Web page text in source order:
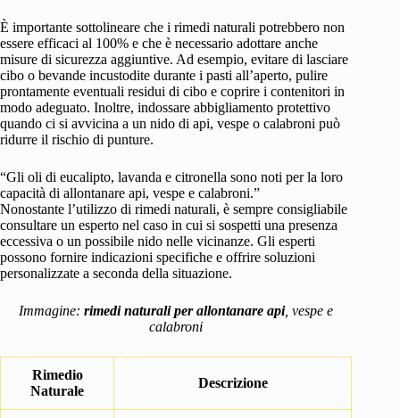
È importante sottolineare che i rimedi naturali potrebbero non
essere efficaci al 100% e che è necessario adottare anche
misure di sicurezza aggiuntive. Ad esempio, evitare di lasciare
cibo o bevande incustodite durante i pasti all’aperto, pulire
prontamente eventuali residui di cibo e coprire i contenitori in
modo adeguato. Inoltre, indossare abbigliamento protettivo
quando ci si avvicina a un nido di api, vespe o calabroni può
ridurre il rischio di punture.
“Gli oli di eucalipto, lavanda e citronella sono noti per la loro
capacità di allontanare api, vespe e calabroni.”
Nonostante l’utilizzo di rimedi naturali, è sempre consigliabile
consultare un esperto nel caso in cui si sospetti una presenza
eccessiva o un possibile nido nelle vicinanze. Gli esperti
possono fornire indicazioni specifiche e offrire soluzioni
personalizzate a seconda della situazione.
Immagine:rimedi naturali per allontanare api, vespe e
calabroni
Rimedio
Naturale
Descrizione